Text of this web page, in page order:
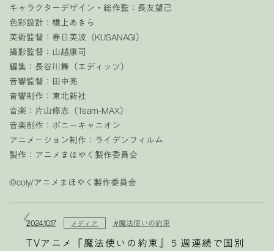
キャラクターデザイン・総作監：長友望己
色彩設計：橋上あきら
美術監督：春日美波（KUSANAGI）
撮影監督：山越康司
編集：長谷川舞（エディッツ）
音響監督：田中亮
音響制作：東北新社
音楽：片山修志（Team-MAX）
音楽制作：ポニーキャニオン
アニメーション制作：ライデンフィルム
製作：アニメまほやく製作委員会
©︎coly/アニメまほやく製作委員会
2024.10.17 メディア #魔法使いの約束
TVアニメ『魔法使いの約束』５週連続で国別